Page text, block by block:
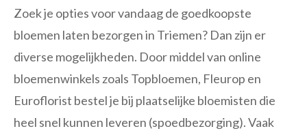
Zoek je opties voor vandaag de goedkoopste
bloemen laten bezorgen in Triemen? Dan zijn er
diverse mogelijkheden. Door middel van online
bloemenwinkels zoals Topbloemen, Fleurop en
Euroflorist bestel je bij plaatselijke bloemisten die
heel snel kunnen leveren (spoedbezorging). Vaak